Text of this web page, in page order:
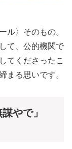
ル〉そのもの。
て、公的機関で
てくださったこ
まる思いです。
やで」